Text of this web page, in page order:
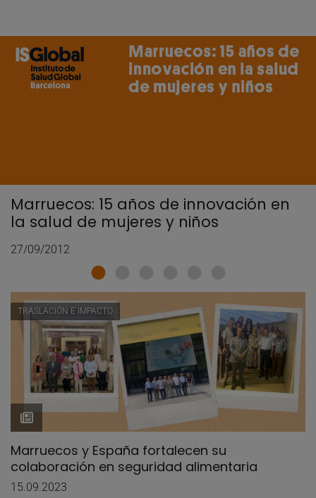
Marruecos: 15 años de innovación en
la salud de mujeres y niños
27/09/2012
TRASLACIÓN E IMPACTO
Marruecos y España fortalecen su
colaboración en seguridad alimentaria
15.09.2023